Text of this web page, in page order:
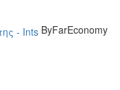
ByFarEconomy